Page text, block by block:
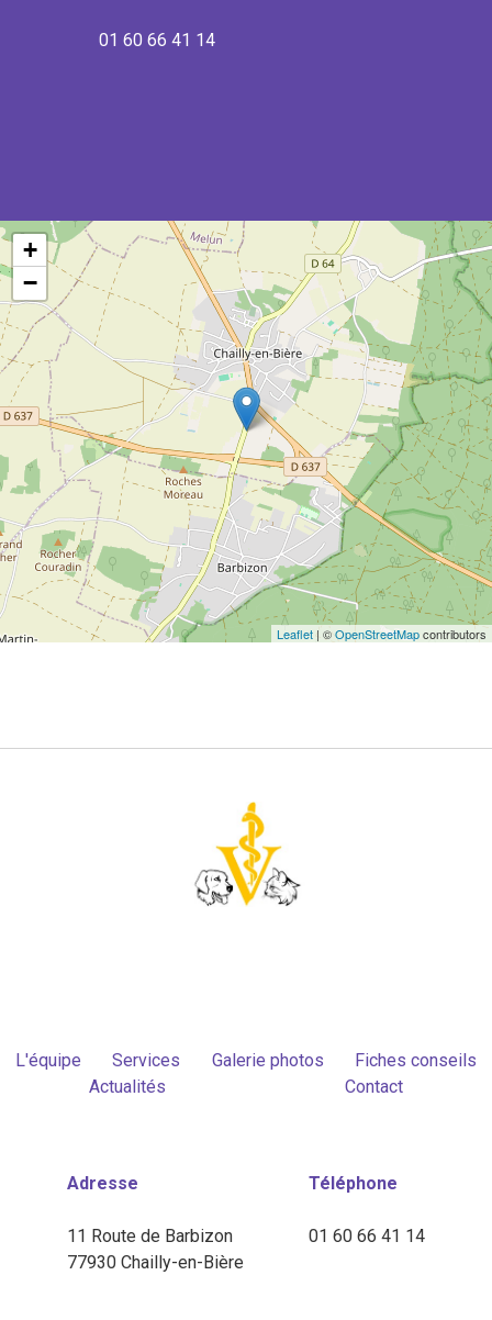
01 60 66 41 14
+
−
Leaflet| ©OpenStreetMapcontributors
L'équipe Services Galerie photos
Fiches conseils
Actualités
Contact
Adresse
11 Route de Barbizon
77930 Chailly-en-Bière
Téléphone
01 60 66 41 14